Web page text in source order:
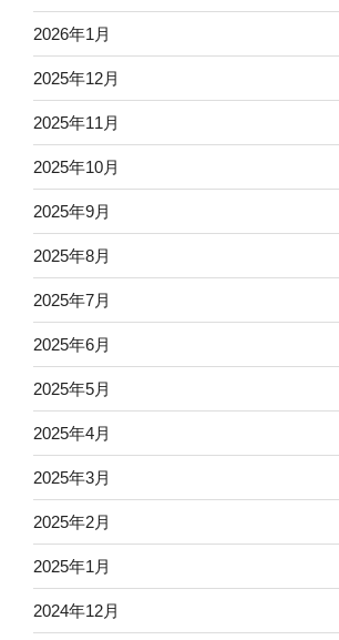
2026年1月
2025年12月
2025年11月
2025年10月
2025年9月
2025年8月
2025年7月
2025年6月
2025年5月
2025年4月
2025年3月
2025年2月
2025年1月
2024年12月